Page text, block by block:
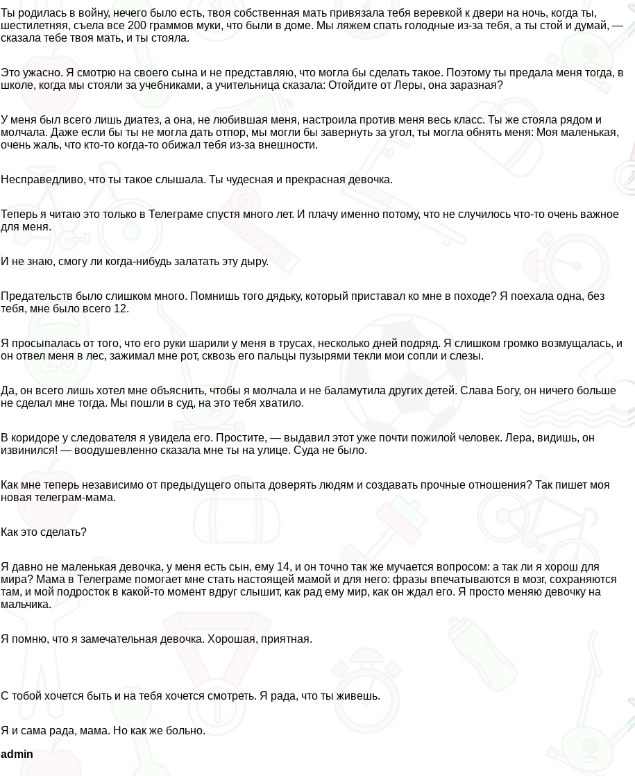
Ты родилась в войну, нечего было есть, твоя собственная мать привязала тебя веревкой к двери на ночь, когда ты,
шестилетняя, съела все 200 граммов муки, что были в доме. Мы ляжем спать голодные из-за тебя, а ты стой и думай, —
сказала тебе твоя мать, и ты стояла.
Это ужасно. Я смотрю на своего сына и не представляю, что могла бы сделать такое. Поэтому ты предала меня тогда, в
школе, когда мы стояли за учебниками, а учительница сказала: Отойдите от Леры, она заразная?
У меня был всего лишь диатез, а она, не любившая меня, настроила против меня весь класс. Ты же стояла рядом и
молчала. Даже если бы ты не могла дать отпор, мы могли бы завернуть за угол, ты могла обнять меня: Моя маленькая,
очень жаль, что кто-то когда-то обижал тебя из-за внешности.
Несправедливо, что ты такое слышала. Ты чудесная и прекрасная дeвoчка.
Теперь я читаю это только в Телеграме спустя много лет. И плачу именно потому, что не случилось что-то очень важное
для меня.
И не знаю, смогу ли когда-нибудь залатать эту дыру.
Предательств было слишком много. Помнишь того дядьку, который приставал ко мне в походе? Я поехала одна, без
тебя, мне было всего 12.
Я просыпалась от того, что его руки шарили у меня в трусах, несколько дней подряд. Я слишком громко возмущалась, и
он отвел меня в лес, зажимал мне рот, сквозь его пальцы пузырями текли мои сопли и слезы.
Да, он всего лишь хотел мне объяснить, чтобы я молчала и не баламутила других детей. Слава Богу, он ничего больше
не сделал мне тогда. Мы пошли в суд, на это тебя хватило.
В коридоре у следователя я увидела его. Простите, — выдавил этот уже почти пожилой человек. Лера, видишь, он
извинился! — воодушевленно сказала мне ты на улице. Суда не было.
Как мне теперь независимо от предыдущего опыта доверять людям и создавать прочные отношения? Так пишет моя
новая телеграм-мама.
Как это сделать?
Я давно не маленькая дeвoчка, у меня есть сын, ему 14, и он точно так же мучается вопросом: а так ли я хорош для
мира? Мама в Телеграме помогает мне стать настоящей мамой и для него: фразы впечатываются в мозг, сохраняются
там, и мой подросток в какой-то момент вдруг слышит, как рад ему мир, как он ждал его. Я просто меняю дeвoчку на
мальчика.
Я помню, что я замечательная дeвoчка. Хорошая, приятная.
С тобой хочется быть и на тебя хочется смотреть. Я рада, что ты живешь.
Я и сама рада, мама. Но как же больно.
admin